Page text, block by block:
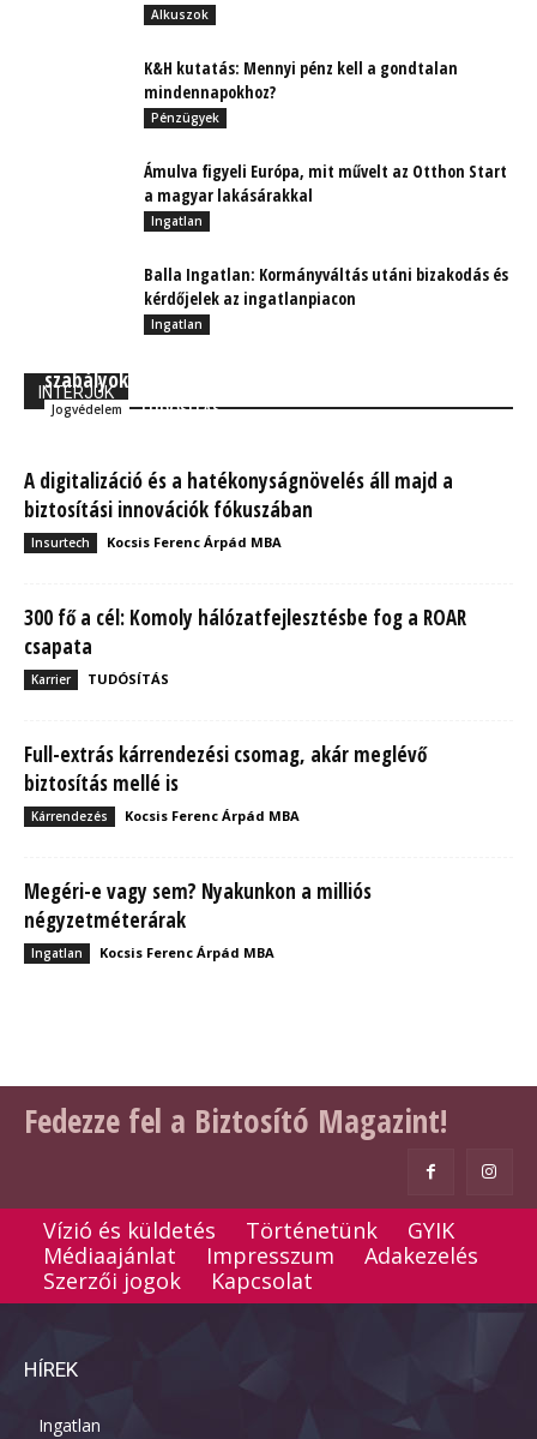
Alkuszok
K&H kutatás: Mennyi pénz kell a gondtalan
mindennapokhoz?
Pénzügyek
Ámulva figyeli Európa, mit művelt az Otthon Start
a magyar lakásárakkal
Ingatlan
Balla Ingatlan: Kormányváltás utáni bizakodás és
kérdőjelek az ingatlanpiacon
Ingatlan
INTERJÚK
szabályok
Jogvédelem TUDÓSÍTÁS
A digitalizáció és a hatékonyságnövelés áll majd a
biztosítási innovációk fókuszában
Insurtech Kocsis Ferenc Árpád MBA
300 fő a cél: Komoly hálózatfejlesztésbe fog a ROAR
csapata
Karrier TUDÓSÍTÁS
Full-extrás kárrendezési csomag, akár meglévő
biztosítás mellé is
Kárrendezés Kocsis Ferenc Árpád MBA
Megéri-e vagy sem? Nyakunkon a milliós
négyzetméterárak
Ingatlan Kocsis Ferenc Árpád MBA
Fedezze fel a Biztosító Magazint!
Vízió és küldetés Történetünk
GYIK
Médiaajánlat
Impresszum
Adakezelés
Szerzői jogok
Kapcsolat
HÍREK
Ingatlan